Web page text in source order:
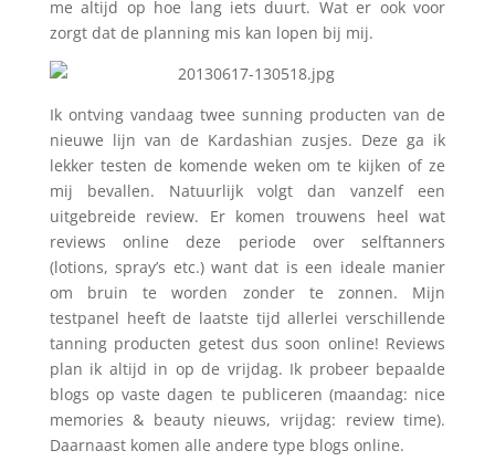
me altijd op hoe lang iets duurt. Wat er ook voor
zorgt dat de planning mis kan lopen bij mij.
Ik ontving vandaag twee sunning producten van de
nieuwe lijn van de Kardashian zusjes. Deze ga ik
lekker testen de komende weken om te kijken of ze
mij bevallen. Natuurlijk volgt dan vanzelf een
uitgebreide review. Er komen trouwens heel wat
reviews online deze periode over selftanners
(lotions, spray’s etc.) want dat is een ideale manier
om bruin te worden zonder te zonnen. Mijn
testpanel heeft de laatste tijd allerlei verschillende
tanning producten getest dus soon online! Reviews
plan ik altijd in op de vrijdag. Ik probeer bepaalde
blogs op vaste dagen te publiceren (maandag: nice
memories & beauty nieuws, vrijdag: review time).
Daarnaast komen alle andere type blogs online.